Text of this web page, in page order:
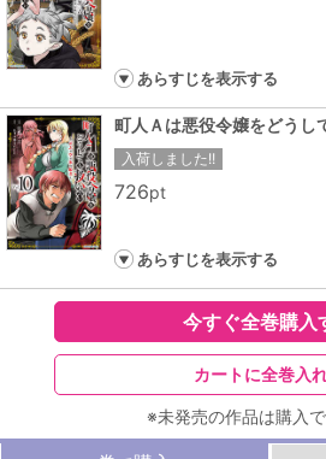
あらすじを表示する
入荷しました!!
726pt
あらすじを表示する
今すぐ全巻購入
カートに全巻入
※未発売の作品は購入